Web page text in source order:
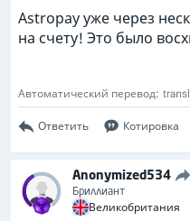
Astropay уже через
на счету! Это было
Автоматический перевод:
Ответить Котировка
Anonymized534
Бриллиант
Великобритания